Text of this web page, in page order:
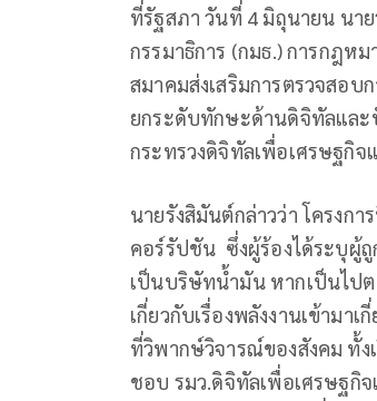
ที่รัฐสภา วันที่ 4 มิถุนายน นา
กรรมาธิการ (กมธ.) การกฎ
สมาคมส่งเสริมการตรวจสอ
ยกระดับทักษะด้านดิจิทัลและ
กระทรวงดิจิทัลเพื่อเศรษฐกิจ
นายรังสิมันต์กล่าวว่า โครงก
คอร์รัปชัน ซึ่งผู้ร้องได้ระบุผู้
เป็นบริษัทน้ำมัน หากเป็นไป
เกี่ยวกับเรื่องพลังงานเข้ามา
ที่วิพากษ์วิจารณ์ของสังคม ทั้ง
ชอบ รมว.ดิจิทัลเพื่อเศรษฐกิ